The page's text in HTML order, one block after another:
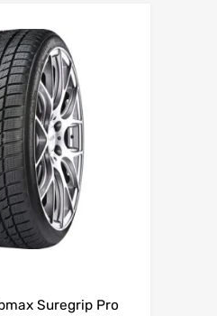
Suregrip Pro